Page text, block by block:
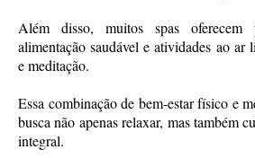
Além disso, muitos spas oferecem
alimentação saudável e atividades ao ar
e meditação.
Essa combinação de bem-estar físico e
busca não apenas relaxar, mas também
integral.